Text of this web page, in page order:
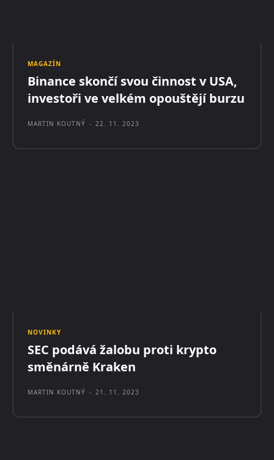
MAGAZÍN
Binance skončí svou činnost v USA,
investoři ve velkém opouštějí burzu
MARTIN KOUTNÝ - 22. 11. 2023
NOVINKY
SEC podává žalobu proti krypto
směnárně Kraken
MARTIN KOUTNÝ - 21. 11. 2023